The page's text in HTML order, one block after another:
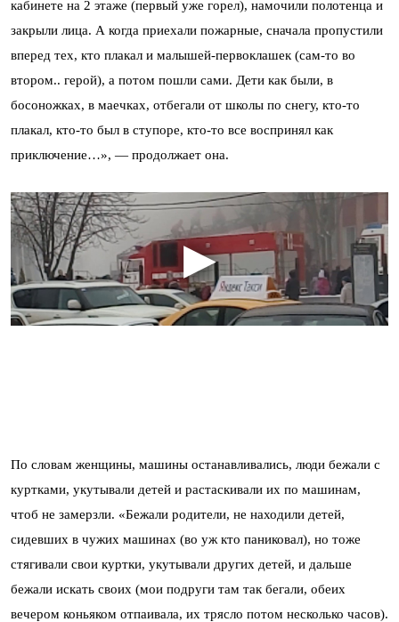
кабинете на 2 этаже (первый уже горел), намочили полотенца и
закрыли лица. А когда приехали пожарные, сначала пропустили
вперед тех, кто плакал и малышей-первоклашек (сам-то во
втором.. герой), а потом пошли сами. Дети как были, в
босоножках, в маечках, отбегали от школы по снегу, кто-то
плакал, кто-то был в ступоре, кто-то все воспринял как
приключение…», — продолжает она.
По словам женщины, машины останавливались, люди бежали с
куртками, укутывали детей и растаскивали их по машинам,
чтоб не замерзли. «Бежали родители, не находили детей,
сидевших в чужих машинах (во уж кто паниковал), но тоже
стягивали свои куртки, укутывали других детей, и дальше
бежали искать своих (мои подруги там так бегали, обеих
вечером коньяком отпаивала, их трясло потом несколько часов).